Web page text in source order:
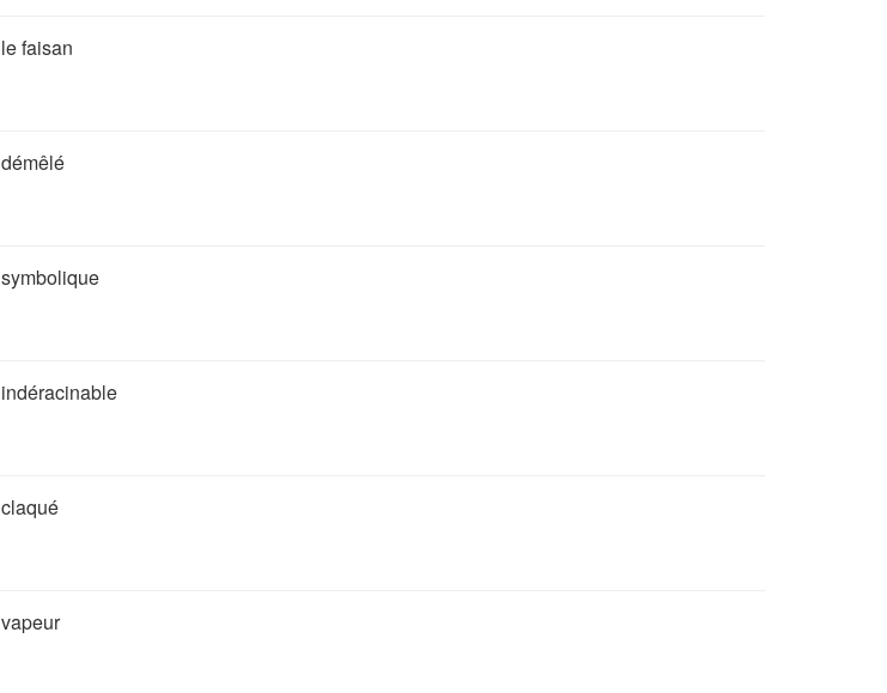
le faisan
démêlé
symbolique
indéracinable
claqué
vapeur